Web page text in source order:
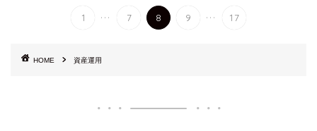
1 ... 7 8 9 ... 17
HOME 資産運用